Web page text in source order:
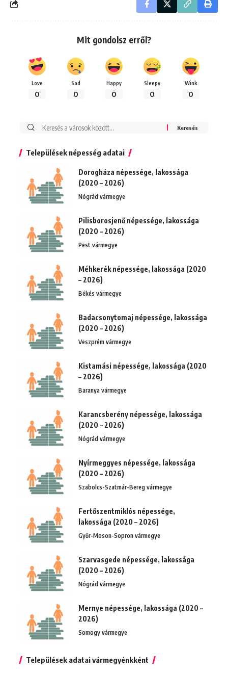
Mit gondolsz erről?
Love
0
Sad
0
Happy
0
Sleepy
0
Wink
0
Keresés:
Települések népesség adatai
Dorogháza népessége, lakossága
(2020 – 2026)
Nógrád vármegye
Pilisborosjenő népessége, lakossága
(2020 – 2026)
Pest vármegye
Méhkerék népessége, lakossága (2020
– 2026)
Békés vármegye
Badacsonytomaj népessége, lakossága
(2020 – 2026)
Veszprém vármegye
Kistamási népessége, lakossága (2020
– 2026)
Baranya vármegye
Karancsberény népessége, lakossága
(2020 – 2026)
Nógrád vármegye
Nyírmeggyes népessége, lakossága
(2020 – 2026)
Szabolcs-Szatmár-Bereg vármegye
Fertőszentmiklós népessége,
lakossága (2020 – 2026)
Győr-Moson-Sopron vármegye
Szarvasgede népessége, lakossága
(2020 – 2026)
Nógrád vármegye
Mernye népessége, lakossága (2020 –
2026)
Somogy vármegye
Települések adatai vármegyénkként